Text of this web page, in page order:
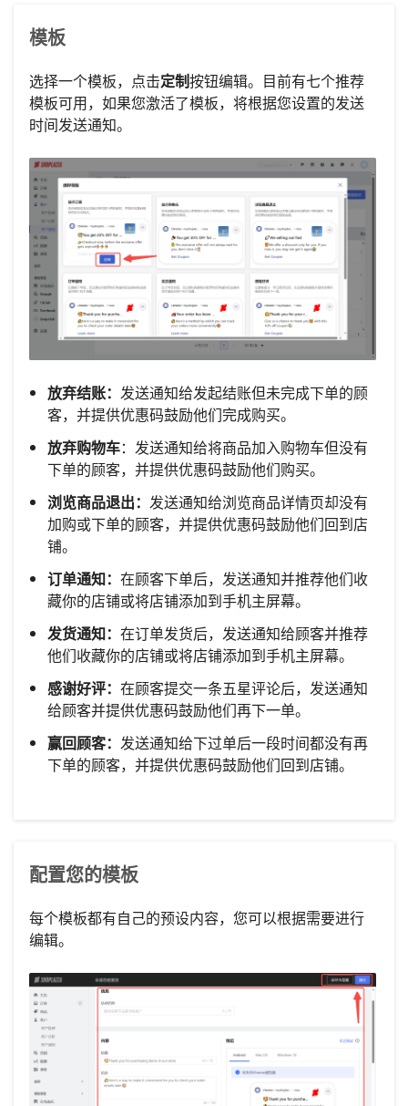
模板
选择一个模板，点击定制按钮编辑。目前有七个推荐
模板可用，如果您激活了模板，将根据您设置的发送
时间发送通知。
放弃结账： 发送通知给发起结账但未完成下单的顾
客，并提供优惠码鼓励他们完成购买。
放弃购物车：发送通知给将商品加入购物车但没有
下单的顾客，并提供优惠码鼓励他们购买。
浏览商品退出： 发送通知给浏览商品详情页却没有
加购或下单的顾客，并提供优惠码鼓励他们回到店
铺。
订单通知： 在顾客下单后，发送通知并推荐他们收
藏你的店铺或将店铺添加到手机主屏幕。
发货通知： 在订单发货后，发送通知给顾客并推荐
他们收藏你的店铺或将店铺添加到手机主屏幕。
感谢好评： 在顾客提交一条五星评论后，发送通知
给顾客并提供优惠码鼓励他们再下一单。
赢回顾客： 发送通知给下过单后一段时间都没有再
下单的顾客，并提供优惠码鼓励他们回到店铺。
配置您的模板
每个模板都有自己的预设内容，您可以根据需要进行
编辑。